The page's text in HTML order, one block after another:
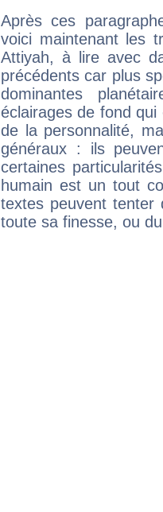
Après ces
voici maintenant les
Attiyah, à lire avec
précédents car plus
dominantes
éclairages de fond
de la personnalité,
généraux : ils
certaines
humain est un tout
textes peuvent tenter
toute sa finesse, ou